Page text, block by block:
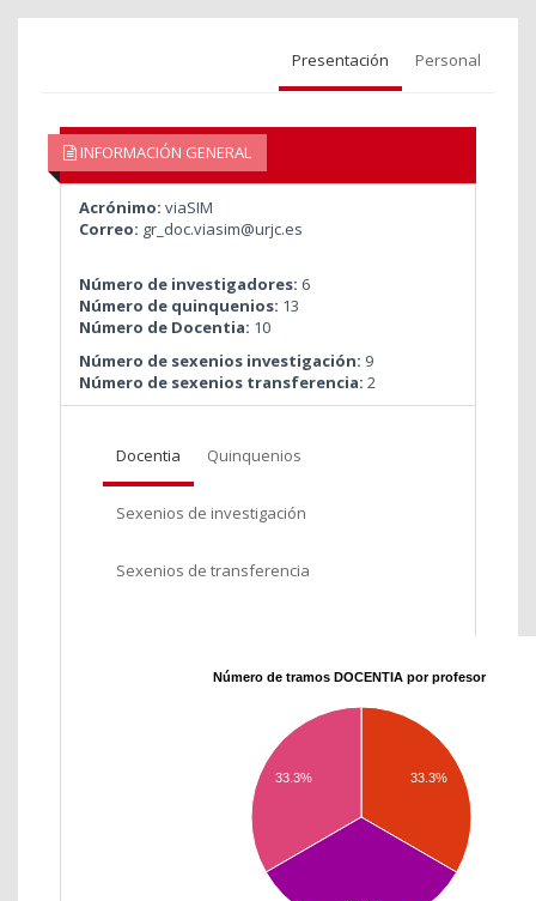
Presentación Personal
INFORMACIÓN GENERAL
Acrónimo: viaSIM
Correo: gr_doc.viasim@urjc.es
Número de investigadores: 6
Número de quinquenios: 13
Número de Docentia: 10
Número de sexenios investigación: 9
Número de sexenios transferencia: 2
Docentia Quinquenios
Sexenios de investigación
Sexenios de transferencia
Número de tramos DOCENTIA por profesor
33.3%
33.3%